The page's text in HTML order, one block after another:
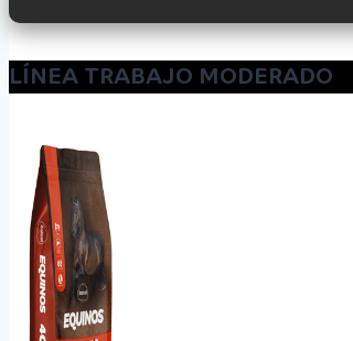
LÍNEA TRABAJO MODERADO